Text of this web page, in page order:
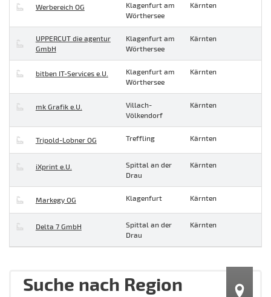
Werbereich OG
Klagenfurt am
Wörthersee
Kärnten
UPPERCUT die agentur
GmbH
Klagenfurt am
Wörthersee
Kärnten
bitben IT-Services e.U.
Klagenfurt am
Wörthersee
Kärnten
mk Grafik e.U.
Villach-
Völkendorf
Kärnten
Tripold-Lobner OG Treffling Kärnten
iXprint e.U.
Spittal an der
Drau
Kärnten
Markegy OG Klagenfurt Kärnten
Delta 7 GmbH
Spittal an der
Drau
Kärnten
Suche nach Region